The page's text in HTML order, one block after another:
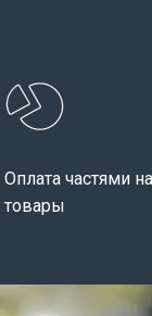
Оплата частями
товары